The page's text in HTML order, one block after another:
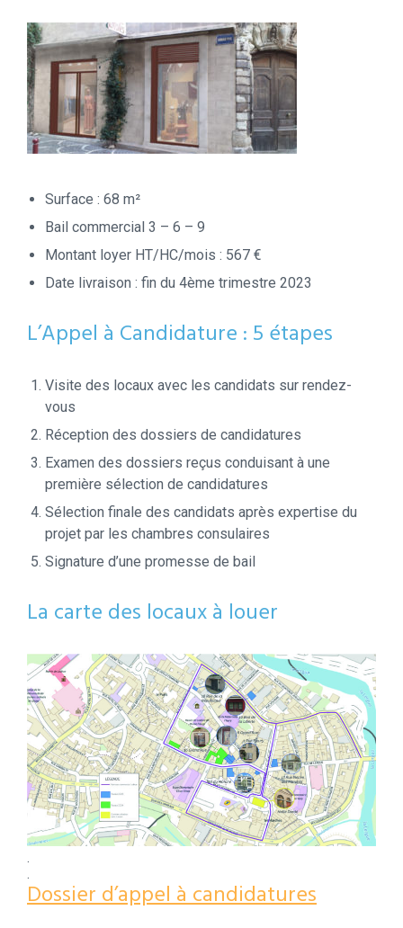
Surface : 68 m²
Bail commercial 3 – 6 – 9
Montant loyer HT/HC/mois : 567 €
Date livraison : fin du 4ème trimestre 2023
L’Appel à Candidature : 5 étapes
Visite des locaux avec les candidats sur rendez-
vous
Réception des dossiers de candidatures
Examen des dossiers reçus conduisant à une
première sélection de candidatures
Sélection finale des candidats après expertise du
projet par les chambres consulaires
Signature d’une promesse de bail
La carte des locaux à louer
.
.
Dossier d’appel à candidatures